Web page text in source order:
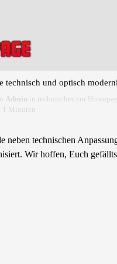
technisch und optisch
Admin in technisches zur
1 Minuten
neben technischen
Wir hoffen, Euch